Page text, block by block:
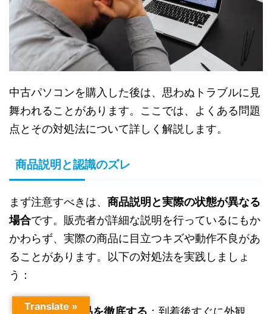
中古パソコンを購入した後は、思わぬトラブルに見
舞われることがあります。ここでは、よくある問題
点とその対処法について詳しく解説します。
商品説明と認識のズレ
まず注意すべきは、 商品説明と実際の状態が異なる
場合です。販売者が詳細な説明を行っているにもか
かわらず、実際の商品に目立つキズや動作不良があ
ることがあります。以下の対処法を実践しましょ
う：
購入時の検品を徹底する ：到着後すぐに外観
Translate »